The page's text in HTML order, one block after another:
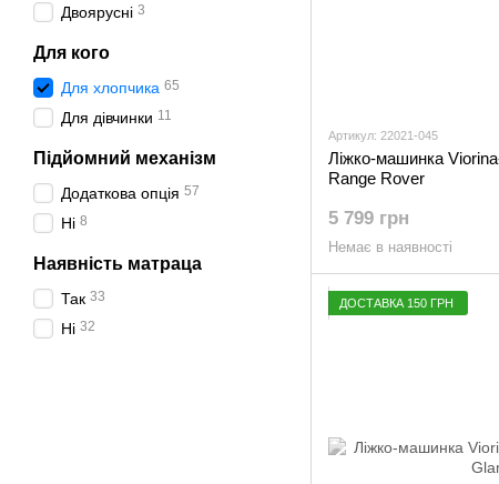
Артикул: 22021-045
Ліжко-машинка
Range Rover
5 799 грн
Немає в наявності
ДОСТАВКА 150 ГРН
Двоярусні 3
Для кого
Для хлопчика 65
Для дівчинки 11
Підйомний механізм
Додаткова опція 57
Ні 8
Наявність матраца
Так 33
Ні 32